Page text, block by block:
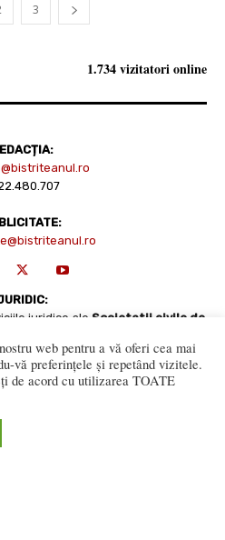
3
1.734 vizitatori online
juridice ale Societatii civile de
web pentru a vă oferi cea mai
vă preferințele și repetând vizitele.
de acord cu utilizarea TOATE